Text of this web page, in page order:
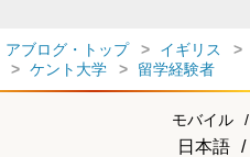
アブログ・トップ イギリス
ケント大学
留学経験者
モバイル /
日本語 /